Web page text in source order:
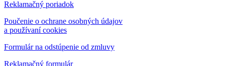
Reklamačný poriadok
Poučenie o ochrane osobných údajov
a používaní cookies
Formulár na odstúpenie od zmluvy
Reklamačný formulár